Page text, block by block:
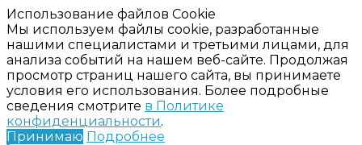
Использование файлов Cookie
Мы используем файлы cookie, разработанные
нашими специалистами и третьими лицами, для
анализа событий на нашем веб-сайте. Продолжая
просмотр страниц нашего сайта, вы принимаете
условия его использования. Более подробные
сведения смотрите в Политике
конфиденциальности.
Принимаю Подробнее